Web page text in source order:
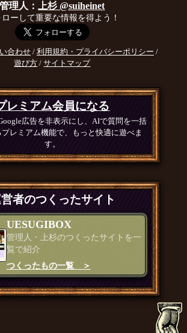
管理人：上杉 @suiheinet
ローして重要な情報を得よう！
合わせ/ 利用規約・プライバシーポリシー /
遊び方 /サイトマップ
レミアム会員になる
広告を非表示にし、AIで質問を一括
レミアム機能で、もっと快適に遊べま
す。
者のつくったサイト
UESUGIBOX
管理人・上杉のつくったサイトを一
覧で紹介
つくったもの一覧 ＞